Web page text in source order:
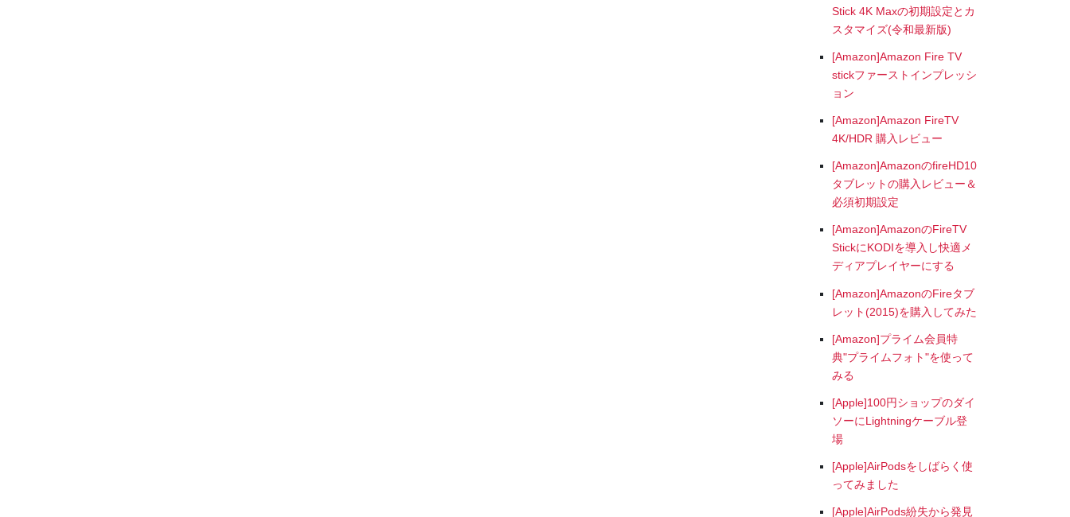
Stick 4K Maxの初期設定とカ
スタマイズ(令和最新版)
[Amazon]Amazon Fire TV
stickファーストインプレッシ
ョン
[Amazon]Amazon FireTV
4K/HDR 購入レビュー
[Amazon]AmazonのfireHD10
タブレットの購入レビュー＆
必須初期設定
[Amazon]AmazonのFireTV
StickにKODIを導入し快適メ
ディアプレイヤーにする
[Amazon]AmazonのFireタブ
レット(2015)を購入してみた
[Amazon]プライム会員特
典"プライムフォト"を使って
みる
[Apple]100円ショップのダイ
ソーにLightningケーブル登
場
[Apple]AirPodsをしばらく使
ってみました
[Apple]AirPods紛失から発見